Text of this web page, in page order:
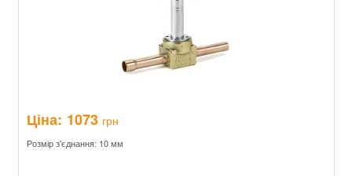
Ціна: 1073 грн
Розмір з'єднання: 10 мм